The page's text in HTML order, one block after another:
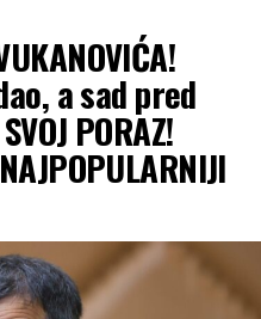
a sad pred
PORAZ!